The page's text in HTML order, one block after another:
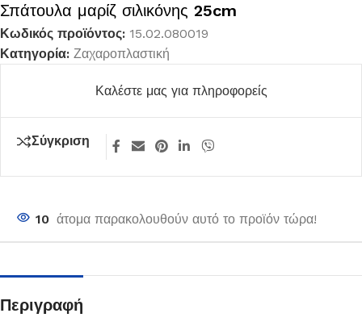
Σπάτουλα μαρίζ σιλικόνης 25cm
Κωδικός προϊόντος: 15.02.080019
Κατηγορία: Ζαχαροπλαστική
Καλέστε μας για πληροφορείς
Σύγκριση
10 άτομα παρακολουθούν αυτό το προϊόν τώρα!
Περιγραφή